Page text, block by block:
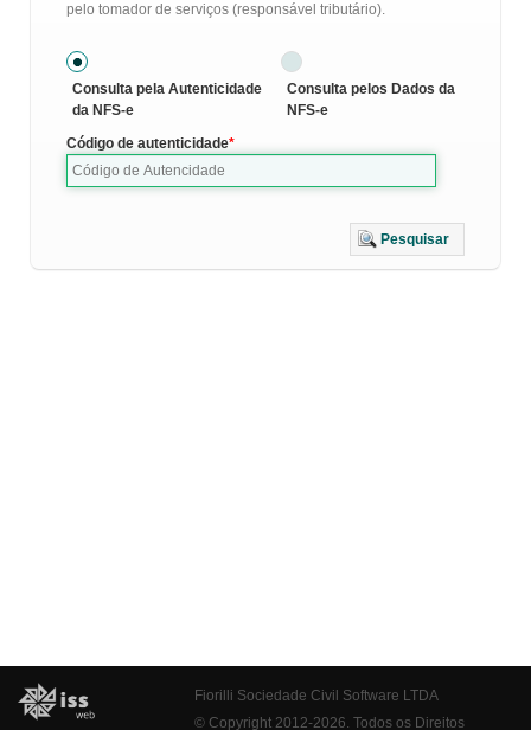
pelo tomador de serviços (responsável tributário).
Consulta pela Autenticidade
da NFS-e
Consulta pelos Dados da
NFS-e
Código de autenticidade
Pesquisar
Fiorilli Sociedade Civil Software LTDA
© Copyright 2012-2026. Todos os Direitos